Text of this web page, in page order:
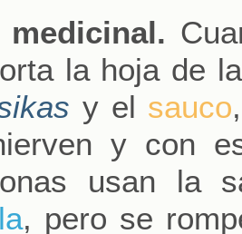
medicinal.
la hoja de
y el sauco
y con
usan la
, pero se